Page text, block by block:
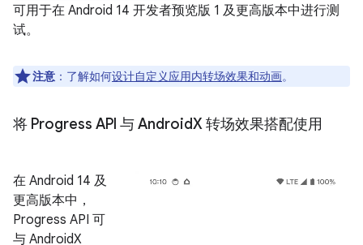
可用于在 Android 14 开发者预览版 1 及更高版本中进行测
试。
注意 ：了解如何设计自定义应用内转场效果和动画。
将 Progress API 与 AndroidX 转场效果搭配使用
在 Android 14 及
更高版本中，
Progress API 可
与 AndroidX